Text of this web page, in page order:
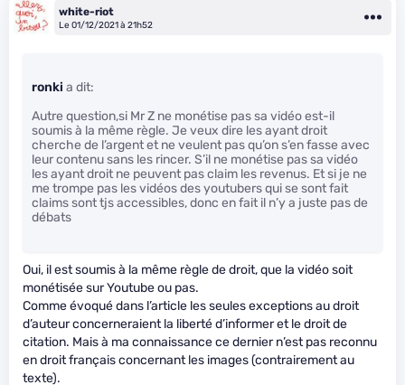
white-riot
Le 01/12/2021 à 21h52
ronki a dit:
Autre question,si Mr Z ne monétise pas sa vidéo est-il
soumis à la même règle. Je veux dire les ayant droit
cherche de l’argent et ne veulent pas qu’on s’en fasse avec
leur contenu sans les rincer. S’il ne monétise pas sa vidéo
les ayant droit ne peuvent pas claim les revenus. Et si je ne
me trompe pas les vidéos des youtubers qui se sont fait
claims sont tjs accessibles, donc en fait il n’y a juste pas de
débats
Oui, il est soumis à la même règle de droit, que la vidéo soit
monétisée sur Youtube ou pas.
Comme évoqué dans l’article les seules exceptions au droit
d’auteur concerneraient la liberté d’informer et le droit de
citation. Mais à ma connaissance ce dernier n’est pas reconnu
en droit français concernant les images (contrairement au
texte).